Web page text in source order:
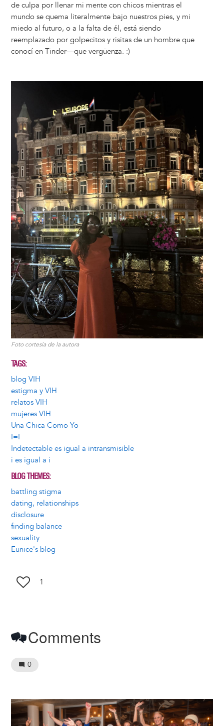
de culpa por llenar mi mente con chicos mientras el
mundo se quema literalmente bajo nuestros pies, y mi
miedo al futuro, o a la falta de él, está siendo
reemplazado por golpecitos y risitas de un hombre que
conocí en Tinder—que vergüenza. :)
Foto cortesía de la autora
TAGS
blog VIH
estigma y VIH
relatos VIH
mujeres VIH
Una Chica Como Yo
I=I
Indetectable es igual a intransmisible
i es igual a i
BLOG THEMES
battling stigma
dating, relationships
disclosure
finding balance
sexuality
Eunice's blog
1
Comments
0
Image